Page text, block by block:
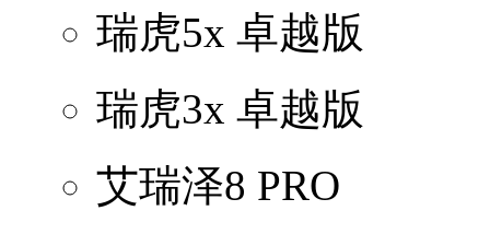
瑞虎5x 卓越版
瑞虎3x 卓越版
艾瑞泽8 PRO